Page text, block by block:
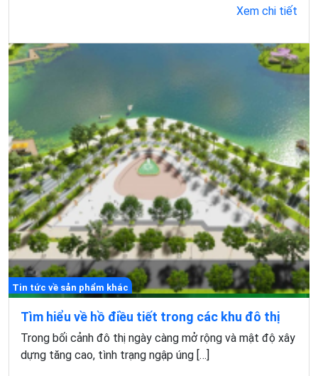
Xem chi tiết
Tin tức về sản phẩm khác
Tìm hiểu về hồ điều tiết trong các khu đô thị
Trong bối cảnh đô thị ngày càng mở rộng và mật độ xây
dựng tăng cao, tình trạng ngập úng […]